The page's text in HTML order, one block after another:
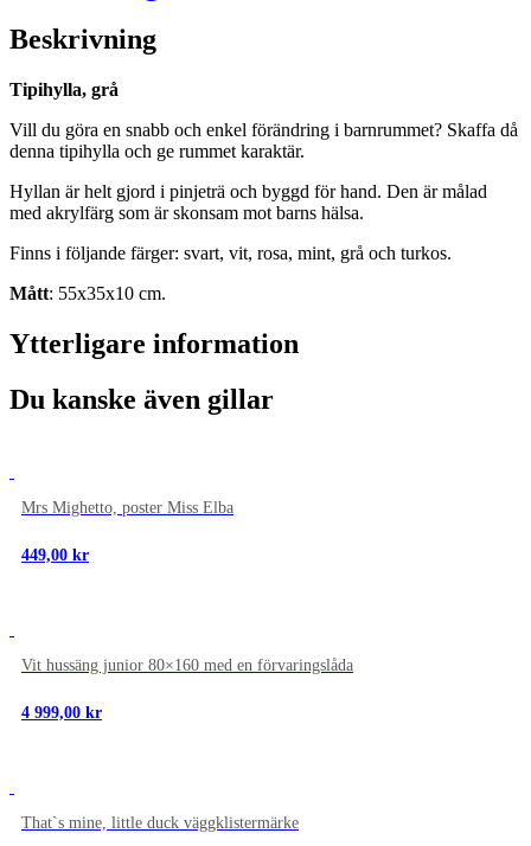
Beskrivning
Tipihylla, grå
Vill du göra en snabb och enkel förändring i barnrummet? Skaffa då
denna tipihylla och ge rummet karaktär.
Hyllan är helt gjord i pinjeträ och byggd för hand. Den är målad
med akrylfärg som är skonsam mot barns hälsa.
Finns i följande färger: svart, vit, rosa, mint, grå och turkos.
Mått: 55x35x10 cm.
Ytterligare information
Du kanske även gillar
Mrs Mighetto, poster Miss Elba
449,00 kr
Vit hussäng junior 80×160 med en förvaringslåda
4 999,00 kr
That`s mine, little duck väggklistermärke